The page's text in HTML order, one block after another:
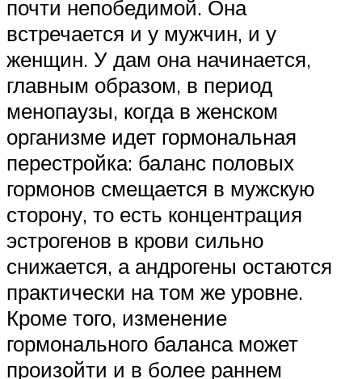
почти непобедимой. Она
встречается и у мужчин, и у
женщин. У дам она начинается,
главным образом, в период
менопаузы, когда в женском
организме идет гормональная
перестройка: баланс половых
гормонов смещается в мужскую
сторону, то есть концентрация
эстрогенов в крови сильно
снижается, а андрогены остаются
практически на том же уровне.
Кроме того, изменение
гормонального баланса может
произойти и в более раннем